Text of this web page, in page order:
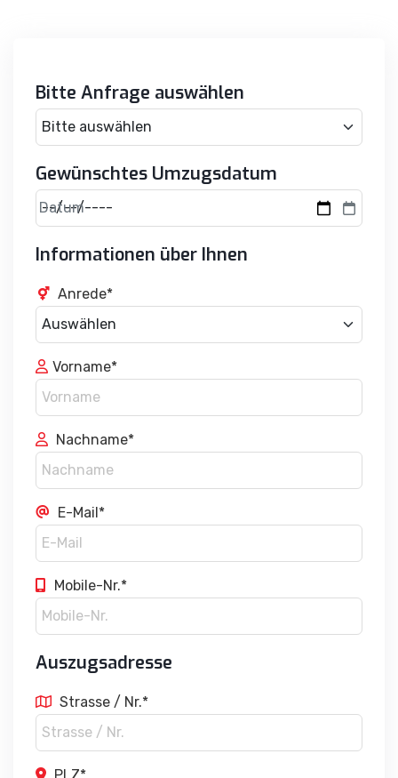
Bitte Anfrage auswählen
Gewünschtes Umzugsdatum
Datum
Informationen über Ihnen
Anrede*
Vorname*
Nachname*
E-Mail*
Mobile-Nr.*
Auszugsadresse
Strasse / Nr.*
PLZ*